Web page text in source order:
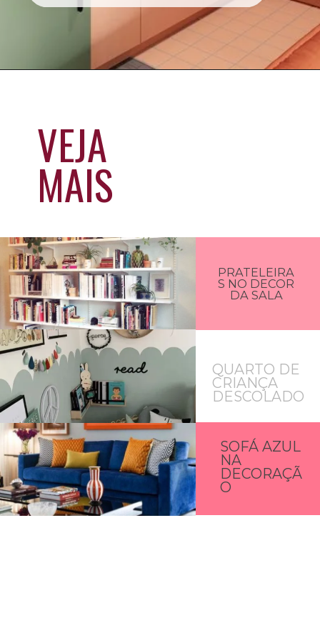
PRATELEIRA
S NO DECOR
DA SALA
QUARTO DE
CRIANÇA
DESCOLADO
SOFÁ AZUL
NA
DECORAÇÃ
O
VEJA
MAIS